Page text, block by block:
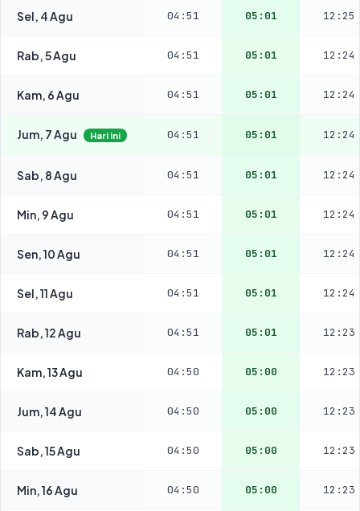
Sel, 4 Agu 04:51 05:01 12:25
Rab, 5 Agu 04:51 05:01 12:24
Kam, 6 Agu 04:51 05:01 12:24
Jum, 7 Agu Hari ini 04:51 05:01 12:24
Sab, 8 Agu 04:51 05:01 12:24
Min, 9 Agu 04:51 05:01 12:24
Sen, 10 Agu 04:51 05:01 12:24
Sel, 11 Agu 04:51 05:01 12:24
Rab, 12 Agu 04:51 05:01 12:23
Kam, 13 Agu 04:50 05:00 12:23
Jum, 14 Agu 04:50 05:00 12:23
Sab, 15 Agu 04:50 05:00 12:23
Min, 16 Agu 04:50 05:00 12:23